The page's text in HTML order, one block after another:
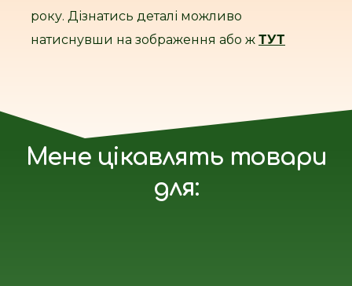
року. Дізнатись деталі можливо
натиснувши на зображення або ж ТУТ
Мене цікавлять товари
для: